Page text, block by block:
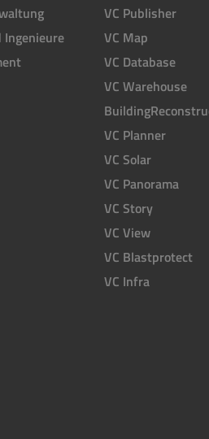
VC Publisher
VC Map
VC Database
VC Warehouse
VC Planner
VC Solar
VC Panorama
VC Story
VC View
VC Blastprotect
VC Infra